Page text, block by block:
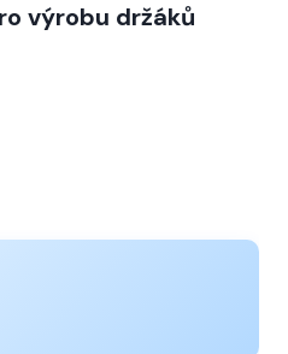
výrobu držáků